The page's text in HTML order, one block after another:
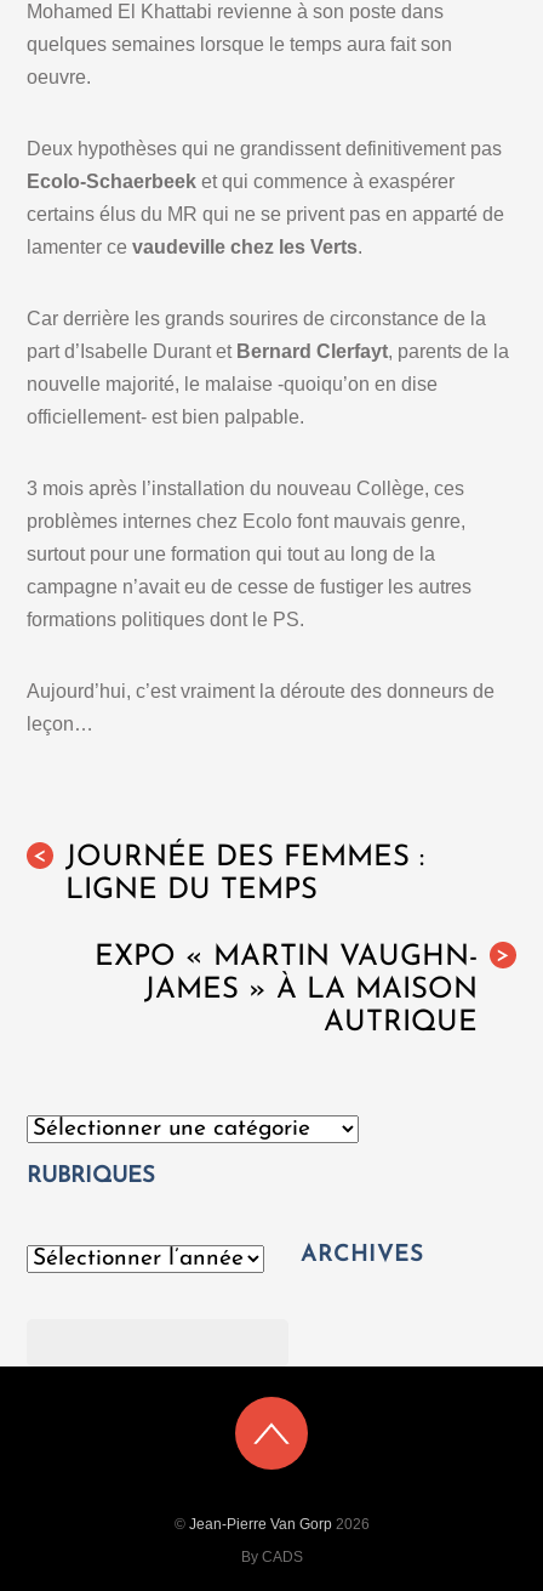
Mohamed El Khattabi revienne à son poste dans
quelques semaines lorsque le temps aura fait son
oeuvre.
Deux hypothèses qui ne grandissent definitivement pas
Ecolo-Schaerbeek et qui commence à exaspérer
certains élus du MR qui ne se privent pas en apparté de
lamenter cevaudeville chez les Verts.
Car derrière les grands sourires de circonstance de la
part d’Isabelle Durant et Bernard Clerfayt, parents de la
nouvelle majorité, le malaise -quoiqu’on en dise
officiellement- est bien palpable.
3 mois après l’installation du nouveau Collège, ces
problèmes internes chez Ecolo font mauvais genre,
surtout pour une formation qui tout au long de la
campagne n’avait eu de cesse de fustiger les autres
formations politiques dont le PS.
Aujourd’hui, c’est vraiment la déroute des donneurs de
leçon…
<
JOURNÉE DES FEMMES :
LIGNE DU TEMPS
>
EXPO « MARTIN VAUGHN-
JAMES » À LA MAISON
AUTRIQUE
Catégories
RUBRIQUES
Archives ARCHIVES
© Jean-Pierre Van Gorp2026
By CADS